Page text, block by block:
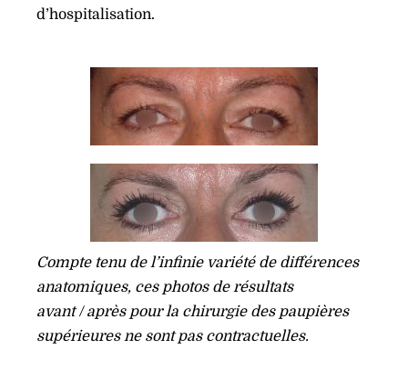
d’hospitalisation.
Compte tenu de l’infinie variété de différences
anatomiques, ces photos de résultats
avant / après pour la chirurgie des paupières
supérieures ne sont pas contractuelles.